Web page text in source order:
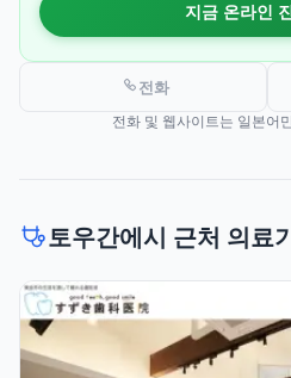
지금 온라인
전화
전화 및 웹사이트는 일본어
토우간에시 근처 의료